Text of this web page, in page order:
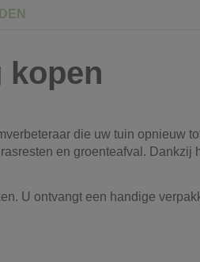
kopen
die uw tuin opnieuw
en groenteafval.
U ontvangt een handige